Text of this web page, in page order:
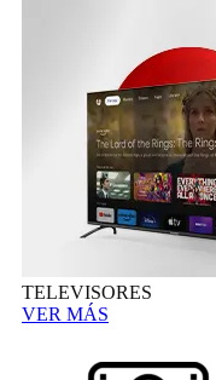
TELEVISORES
VER MÁS